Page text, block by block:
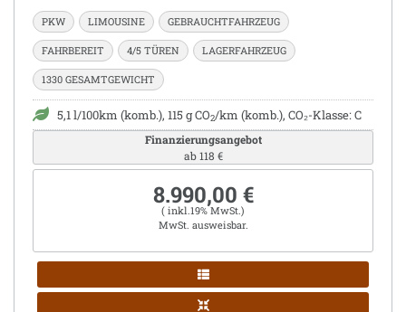
PKW LIMOUSINE GEBRAUCHTFAHRZEUG
FAHRBEREIT 4/5 TÜREN LAGERFAHRZEUG
1330 GESAMTGEWICHT
5,1 l/100km (komb.), 115 g CO2/km (komb.), CO₂-Klasse: C
Finanzierungsangebot
ab 118 €
8.990,00 €
( inkl.19% MwSt.)
MwSt. ausweisbar.